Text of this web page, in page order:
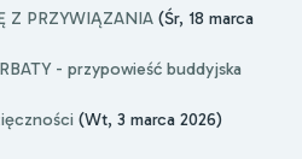
Z PRZYWIĄZANIA (Śr, 18 marca
- przypowieść buddyjska
(Wt, 3 marca 2026)